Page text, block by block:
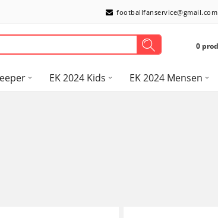
footballfanservice@gmail.com
0
EK 2024 Kids EK 2024 Mensen